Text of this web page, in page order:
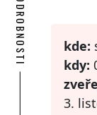
PODROBNOSTI kde:
kdy:
3.